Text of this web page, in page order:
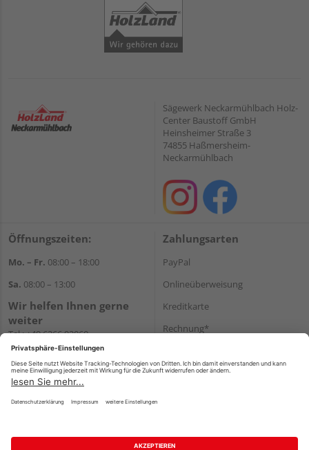
Sägewerk Neckarmühlbach Holz-
Center Baustoff GmbH
Heinsheimer Straße 3
74855 Haßmersheim-
Neckarmühlbach
Öffnungszeiten:
Mo. – Fr. 08:00 – 18:00
Sa. 08:00 – 13:00
Wir helfen Ihnen gerne
weiter
Tel.:+49 6266 92060
E-Mail:shop@holzcenter-shop.de
Zahlungsarten
PayPal
Onlineüberweisung
Kreditkarte
Rechnung*
Versand
Impressum AGB Widerruf Datenschutz